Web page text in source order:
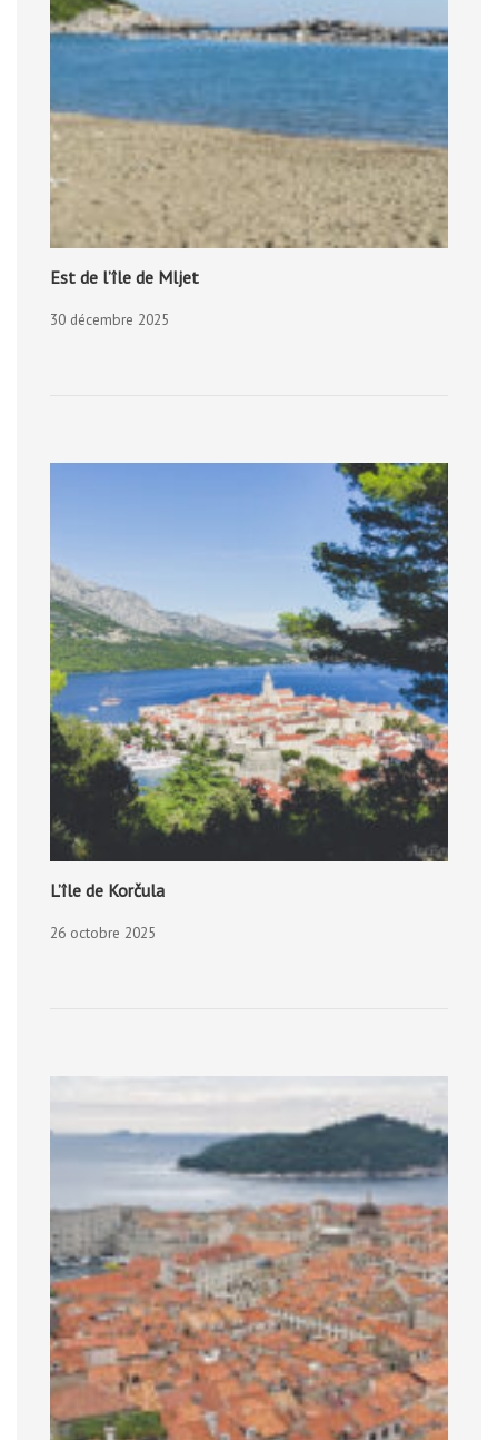
Est de l’île de Mljet
30 décembre 2025
L’île de Korčula
26 octobre 2025